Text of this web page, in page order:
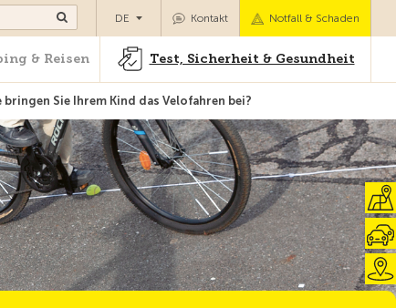
& Reisen Test, Sicherheit & Gesundheit
Kontakt Notfall & Schaden
DE
& Reisen Test, Sicherheit & Gesundheit
bringen Sie Ihrem Kind das Velofahren bei?
Zur Übersicht